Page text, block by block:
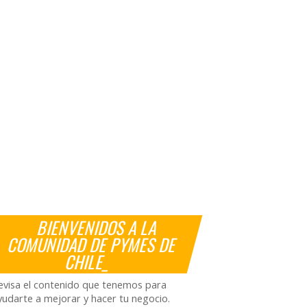
BIENVENIDOS A LA
COMUNIDAD DE PYMES DE
CHILE_
el contenido que tenemos para
a mejorar y hacer tu negocio.